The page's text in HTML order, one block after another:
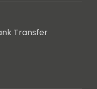
Transfer